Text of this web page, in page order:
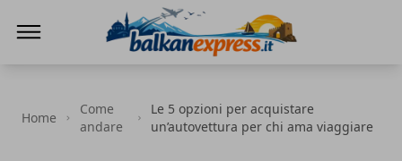
Home
Come
andare
Le 5 opzioni per acquistare
un’autovettura per chi ama viaggiare